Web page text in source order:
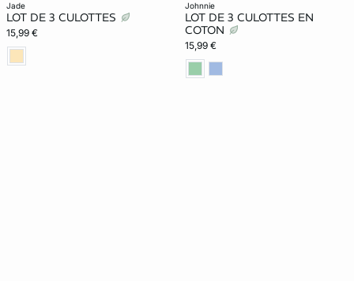
jade
LOT DE 3 CULOTTES
15,99 €
johnnie
LOT DE 3 CULOTTES EN
COTON
15,99 €